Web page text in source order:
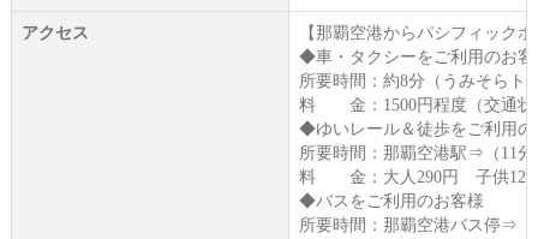
アクセス
【那覇空港からパシフィック
◆車・タクシーをご利用のお客
所要時間：約8分（うみそらト
料 金：1500円程度（交通状
◆ゆいレール＆徒歩をご利用の
所要時間：那覇空港駅⇒（11
料 金：大人290円 子供120
◆バスをご利用のお客様
所要時間：那覇空港バス停⇒